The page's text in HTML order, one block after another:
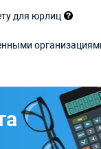
для юрлиц